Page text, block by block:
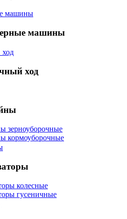
машины
машины
ход
ход
зерноуборочные
кормоуборочные
колесные
гусеничные